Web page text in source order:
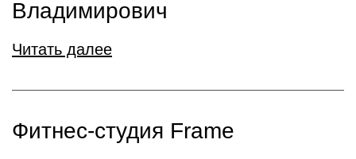
Владимирович
Читать далее
Фитнес-студия Frame